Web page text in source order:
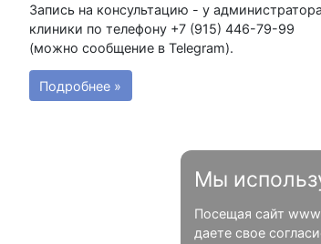
Запись на консультацию - у администратора
клиники по телефону +7 (915) 446-79-99
(можно сообщение в Telegram).
Подробнее »
Мы
Посещая сайт
даете свое